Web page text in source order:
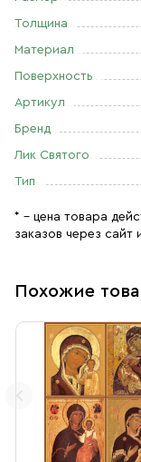
Толщина
Материал
Поверхность
Артикул
Бренд
Лик Святого
Тип
* – цена товара
заказов через сайт
Похожие